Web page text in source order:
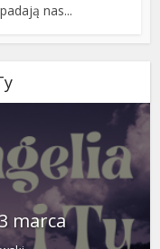
nas...
marca